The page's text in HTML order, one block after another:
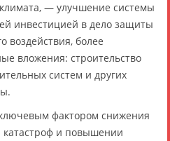
— улучшение системы
инвестицией в дело защиты
воздействия, более
вложения: строительство
систем и других
фактором снижения
катастроф и повышении